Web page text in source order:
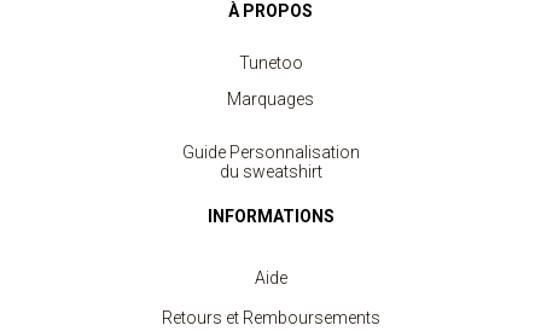
À PROPOS
Tunetoo
Marquages
Guide Personnalisation
du sweatshirt
INFORMATIONS
Aide
Retours et Remboursements